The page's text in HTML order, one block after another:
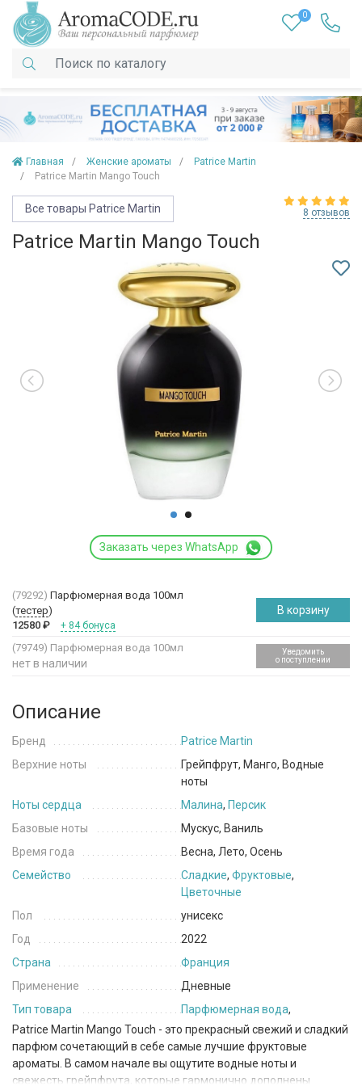
0
Главная Женские ароматы
Patrice Martin
Patrice Martin Mango Touch
Все товары Patrice Martin 8 отзывов
Patrice Martin Mango Touch
Заказать через WhatsApp
(79292) Парфюмерная вода 100мл
(тестер)
12580 ₽ + 84 бонуса
В корзину
(79749) Парфюмерная вода 100мл
нет в наличии
Уведомить
о поступлении
Описание
Бренд
Patrice Martin
Верхние ноты
Грейпфрут, Манго, Водные
ноты
Ноты сердца
Малина, Персик
Базовые ноты
Мускус, Ваниль
Время года
Весна, Лето, Осень
Семейство
Сладкие, Фруктовые,
Цветочные
Пол
унисекс
Год
2022
Страна
Франция
Применение
Дневные
Тип товара
Парфюмерная вода,
Patrice Martin Mango Touch - это прекрасный свежий и сладкий
парфюм сочетающий в себе самые лучшие фруктовые
ароматы. В самом начале вы ощутите водные ноты и
свежесть грейпфрута, которые гармонично дополнены